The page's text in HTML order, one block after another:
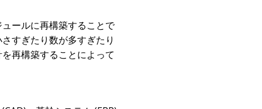
ールに再構築することで
すぎたり数が多すぎたり
再構築することによって